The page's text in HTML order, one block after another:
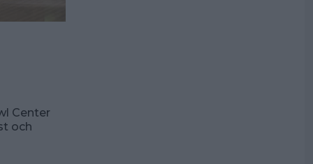
Center
och